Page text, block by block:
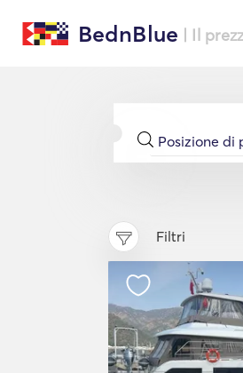
BednBlue | Il
Filtri